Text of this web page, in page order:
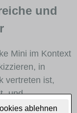
ablehnen
und
Mini im Kontext
in
vertreten ist,
und
welche